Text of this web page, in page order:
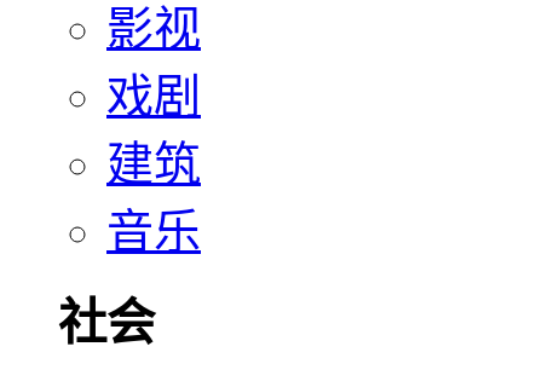
影视
戏剧
建筑
音乐
社会